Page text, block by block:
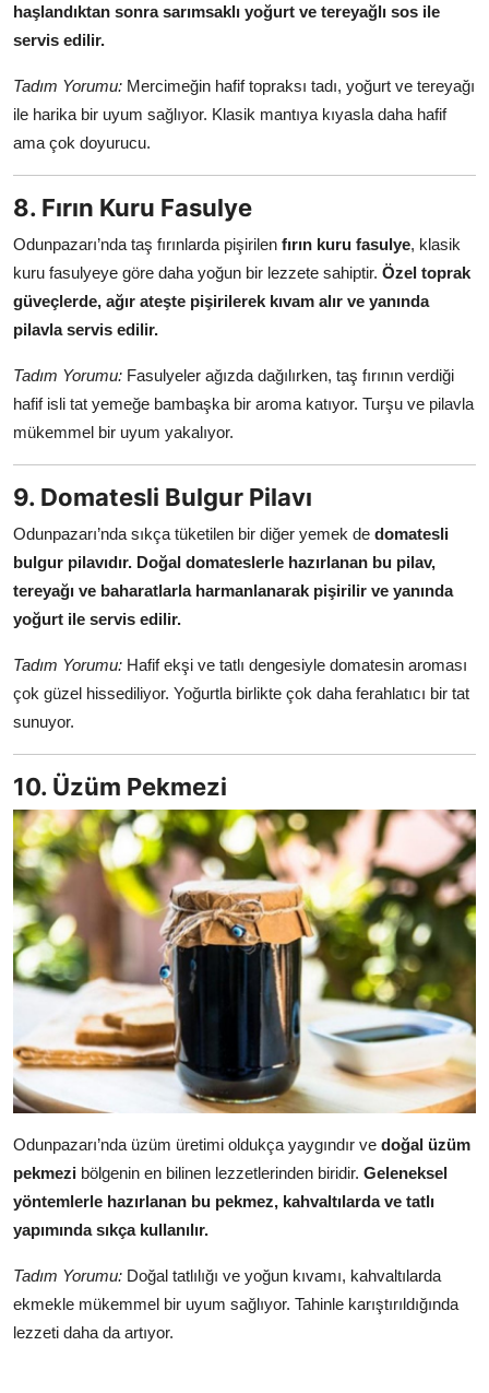
haşlandıktan sonra sarımsaklı yoğurt ve tereyağlı sos ile
servis edilir.
Tadım Yorumu: Mercimeğin hafif topraksı tadı, yoğurt ve tereyağı
ile harika bir uyum sağlıyor. Klasik mantıya kıyasla daha hafif
ama çok doyurucu.
8. Fırın Kuru Fasulye
Odunpazarı’nda taş fırınlarda pişirilen fırın kuru fasulye, klasik
kuru fasulyeye göre daha yoğun bir lezzete sahiptir. Özel toprak
güveçlerde, ağır ateşte pişirilerek kıvam alır ve yanında
pilavla servis edilir.
Tadım Yorumu: Fasulyeler ağızda dağılırken, taş fırının verdiği
hafif isli tat yemeğe bambaşka bir aroma katıyor. Turşu ve pilavla
mükemmel bir uyum yakalıyor.
9. Domatesli Bulgur Pilavı
Odunpazarı’nda sıkça tüketilen bir diğer yemek de domatesli
bulgur pilavıdır. Doğal domateslerle hazırlanan bu pilav,
tereyağı ve baharatlarla harmanlanarak pişirilir ve yanında
yoğurt ile servis edilir.
Tadım Yorumu: Hafif ekşi ve tatlı dengesiyle domatesin aroması
çok güzel hissediliyor. Yoğurtla birlikte çok daha ferahlatıcı bir tat
sunuyor.
10. Üzüm Pekmezi
Odunpazarı’nda üzüm üretimi oldukça yaygındır ve doğal üzüm
pekmezi bölgenin en bilinen lezzetlerinden biridir. Geleneksel
yöntemlerle hazırlanan bu pekmez, kahvaltılarda ve tatlı
yapımında sıkça kullanılır.
Tadım Yorumu: Doğal tatlılığı ve yoğun kıvamı, kahvaltılarda
ekmekle mükemmel bir uyum sağlıyor. Tahinle karıştırıldığında
lezzeti daha da artıyor.